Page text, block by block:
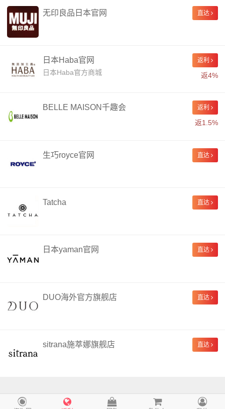
无印良品日本官网 直达
日本Haba官网
日本Haba官方商城
返利
返4%
BELLE MAISON千趣会 返利
返1.5%
生巧royce官网 直达
Tatcha 直达
日本yaman官网 直达
DUO海外官方旗舰店 直达
sitrana施萃娜旗舰店 直达